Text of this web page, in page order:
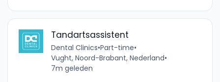
Tandartsassistent
Dental Clinics•Part-time•
Vught, Noord-Brabant, Nederland•
7m geleden